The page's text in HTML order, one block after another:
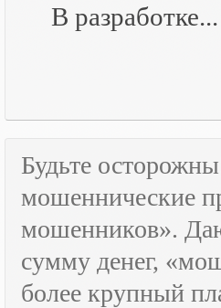
В разработке...
Будьте
мошеннические
мошенников».
сумму денег,
более крупный